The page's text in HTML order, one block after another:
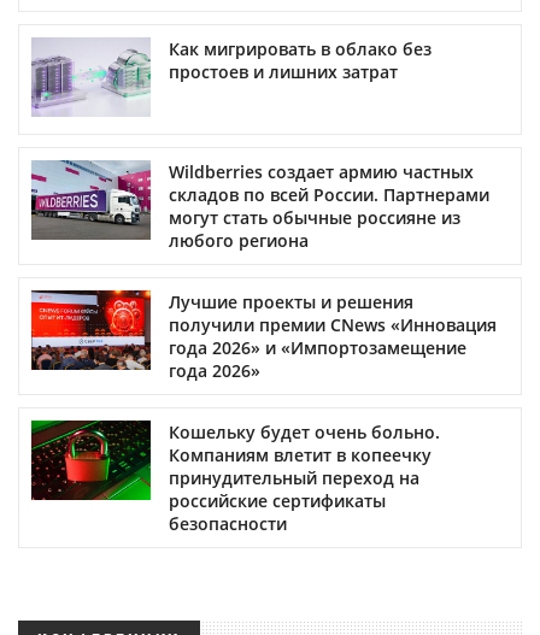
Как мигрировать в облако без
простоев и лишних затрат
Wildberries создает армию частных
складов по всей России. Партнерами
могут стать обычные россияне из
любого региона
Лучшие проекты и решения
получили премии CNews «Инновация
года 2026» и «Импортозамещение
года 2026»
Кошельку будет очень больно.
Компаниям влетит в копеечку
принудительный переход на
российские сертификаты
безопасности